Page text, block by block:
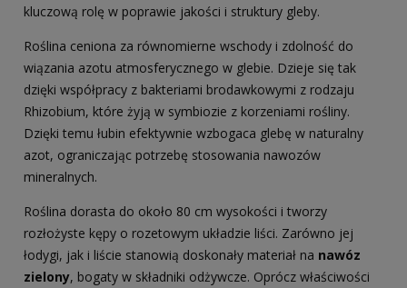
kluczową rolę w poprawie jakości i struktury gleby.
Roślina ceniona za równomierne wschody i zdolność do
wiązania azotu atmosferycznego w glebie. Dzieje się tak
dzięki współpracy z bakteriami brodawkowymi z rodzaju
Rhizobium, które żyją w symbiozie z korzeniami rośliny.
Dzięki temu łubin efektywnie wzbogaca glebę w naturalny
azot, ograniczając potrzebę stosowania nawozów
mineralnych.
Roślina dorasta do około 80 cm wysokości i tworzy
rozłożyste kępy o rozetowym układzie liści. Zarówno jej
łodygi, jak i liście stanowią doskonały materiał na nawóz
zielony, bogaty w składniki odżywcze. Oprócz właściwości